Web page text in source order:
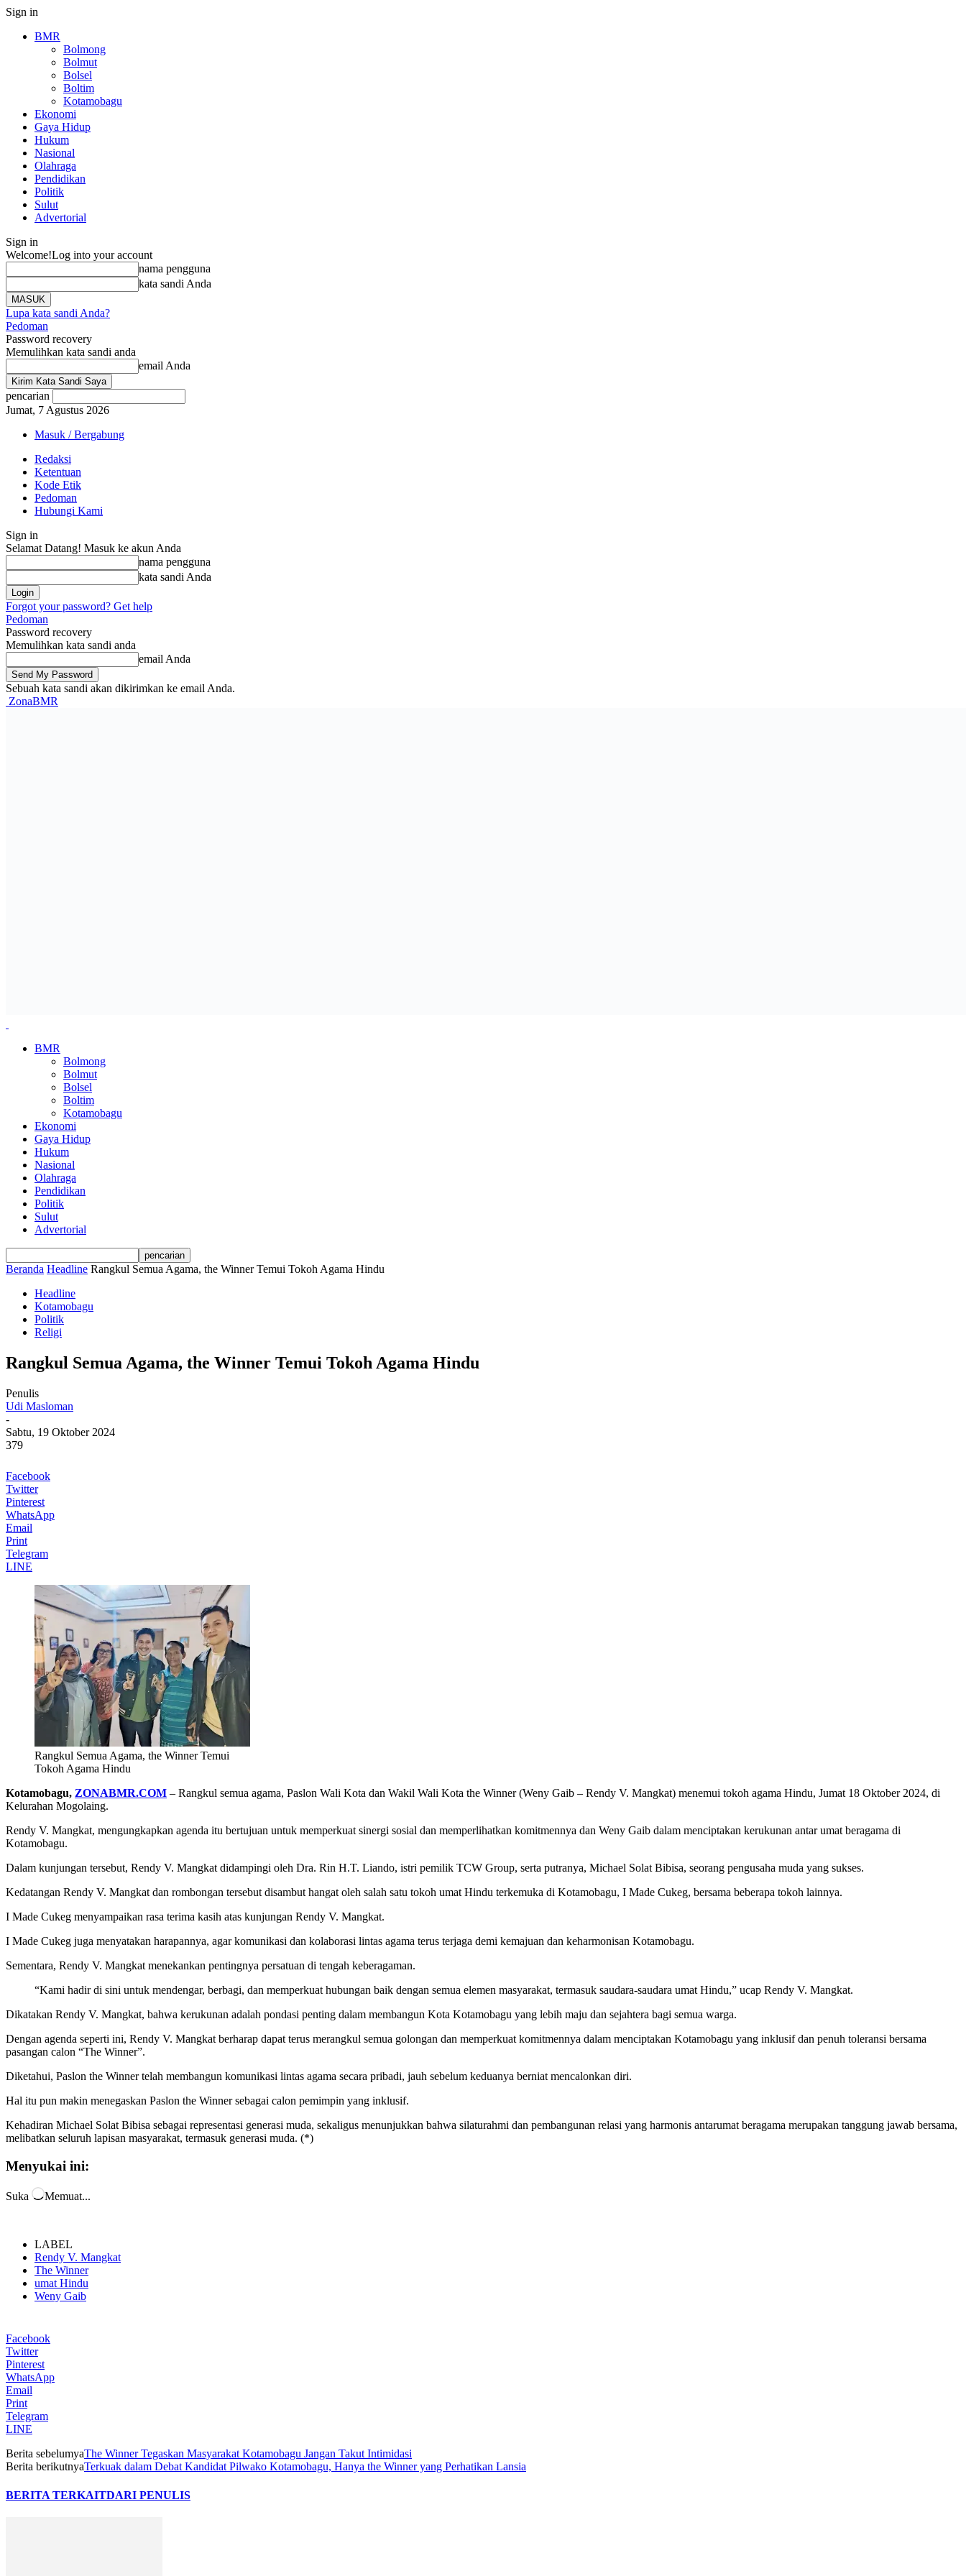
Sign in
BMR
Bolmong
Bolmut
Bolsel
Boltim
Kotamobagu
Ekonomi
Gaya Hidup
Hukum
Nasional
Olahraga
Pendidikan
Politik
Sulut
Advertorial
Sign in
Welcome!Log into your account
nama pengguna
kata sandi Anda
Lupa kata sandi Anda?
Pedoman
Password recovery
Memulihkan kata sandi anda
email Anda
pencarian
Jumat, 7 Agustus 2026
Masuk / Bergabung
Redaksi
Ketentuan
Kode Etik
Pedoman
Hubungi Kami
Sign in
Selamat Datang! Masuk ke akun Anda
nama pengguna
kata sandi Anda
Forgot your password? Get help
Pedoman
Password recovery
Memulihkan kata sandi anda
email Anda
Sebuah kata sandi akan dikirimkan ke email Anda.
ZonaBMR
BMR
Bolmong
Bolmut
Bolsel
Boltim
Kotamobagu
Ekonomi
Gaya Hidup
Hukum
Nasional
Olahraga
Pendidikan
Politik
Sulut
Advertorial
Beranda Headline Rangkul Semua Agama, the Winner Temui Tokoh Agama Hindu
Headline
Kotamobagu
Politik
Religi
Rangkul Semua Agama, the Winner Temui Tokoh Agama Hindu
Penulis
Udi Masloman
-
Sabtu, 19 Oktober 2024
379
Facebook
Twitter
Pinterest
WhatsApp
Email
Print
Telegram
LINE
Rangkul Semua Agama, the Winner Temui
Tokoh Agama Hindu
Kotamobagu, ZONABMR.COM – Rangkul semua agama, Paslon Wali Kota dan Wakil Wali Kota the Winner (Weny Gaib – Rendy V. Mangkat) menemui tokoh agama Hindu, Jumat 18 Oktober 2024, di
Kelurahan Mogolaing.
Rendy V. Mangkat, mengungkapkan agenda itu bertujuan untuk memperkuat sinergi sosial dan memperlihatkan komitmennya dan Weny Gaib dalam menciptakan kerukunan antar umat beragama di
Kotamobagu.
Dalam kunjungan tersebut, Rendy V. Mangkat didampingi oleh Dra. Rin H.T. Liando, istri pemilik TCW Group, serta putranya, Michael Solat Bibisa, seorang pengusaha muda yang sukses.
Kedatangan Rendy V. Mangkat dan rombongan tersebut disambut hangat oleh salah satu tokoh umat Hindu terkemuka di Kotamobagu, I Made Cukeg, bersama beberapa tokoh lainnya.
I Made Cukeg menyampaikan rasa terima kasih atas kunjungan Rendy V. Mangkat.
I Made Cukeg juga menyatakan harapannya, agar komunikasi dan kolaborasi lintas agama terus terjaga demi kemajuan dan keharmonisan Kotamobagu.
Sementara, Rendy V. Mangkat menekankan pentingnya persatuan di tengah keberagaman.
“Kami hadir di sini untuk mendengar, berbagi, dan memperkuat hubungan baik dengan semua elemen masyarakat, termasuk saudara-saudara umat Hindu,” ucap Rendy V. Mangkat.
Dikatakan Rendy V. Mangkat, bahwa kerukunan adalah pondasi penting dalam membangun Kota Kotamobagu yang lebih maju dan sejahtera bagi semua warga.
Dengan agenda seperti ini, Rendy V. Mangkat berharap dapat terus merangkul semua golongan dan memperkuat komitmennya dalam menciptakan Kotamobagu yang inklusif dan penuh toleransi bersama
pasangan calon “The Winner”.
Diketahui, Paslon the Winner telah membangun komunikasi lintas agama secara pribadi, jauh sebelum keduanya berniat mencalonkan diri.
Hal itu pun makin menegaskan Paslon the Winner sebagai calon pemimpin yang inklusif.
Kehadiran Michael Solat Bibisa sebagai representasi generasi muda, sekaligus menunjukkan bahwa silaturahmi dan pembangunan relasi yang harmonis antarumat beragama merupakan tanggung jawab bersama,
melibatkan seluruh lapisan masyarakat, termasuk generasi muda. (*)
Menyukai ini:
Suka Memuat...
LABEL
Rendy V. Mangkat
The Winner
umat Hindu
Weny Gaib
Facebook
Twitter
Pinterest
WhatsApp
Email
Print
Telegram
LINE
Berita sebelumyaThe Winner Tegaskan Masyarakat Kotamobagu Jangan Takut Intimidasi
Berita berikutnyaTerkuak dalam Debat Kandidat Pilwako Kotamobagu, Hanya the Winner yang Perhatikan Lansia
BERITA TERKAITDARI PENULIS